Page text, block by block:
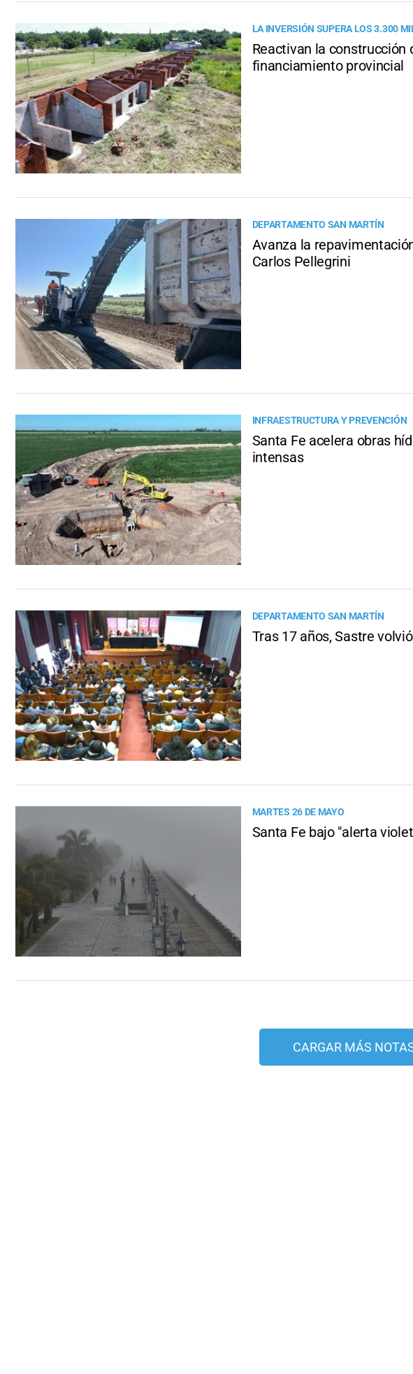
LA INVERSIÓN SUPERA LOS 3.300
Reactivan la construcción
financiamiento provincial
DEPARTAMENTO SAN MARTÍN
Avanza la
Carlos Pellegrini
INFRAESTRUCTURA Y PREVENCIÓN
Santa Fe acelera obras
intensas
DEPARTAMENTO SAN MARTÍN
Tras 17 años, Sastre
MARTES 26 DE MAYO
Santa Fe bajo "alerta
CARGAR MÁS